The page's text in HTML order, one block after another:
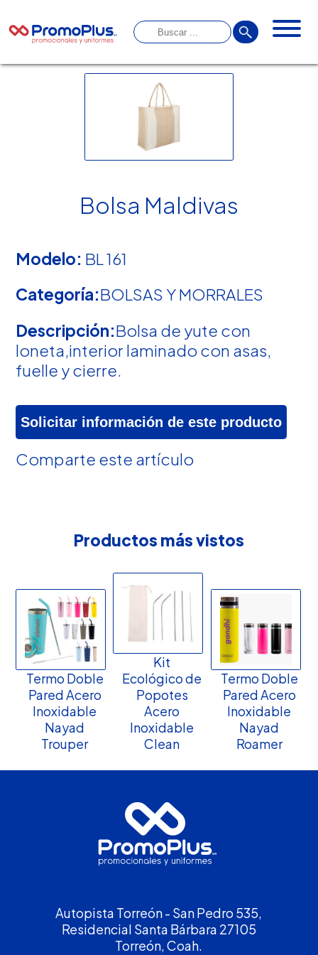
Bolsa Maldivas
Modelo: BL 161
Categoría:BOLSAS Y MORRALES
Descripción:Bolsa de yute con
loneta,interior laminado con asas,
fuelle y cierre.
Solicitar información de este producto
Comparte este artículo
Productos más vistos
Termo Doble
Pared Acero
Inoxidable
Nayad
Trouper
Kit
Ecológico de
Popotes
Acero
Inoxidable
Clean
Termo Doble
Pared Acero
Inoxidable
Nayad
Roamer
Autopista Torreón - San Pedro 535,
Residencial Santa Bárbara 27105
Torreón, Coah.